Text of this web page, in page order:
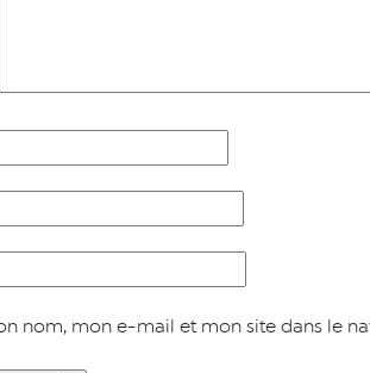
nom, mon e-mail et mon site dans le